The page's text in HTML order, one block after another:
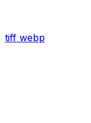
tiff webp